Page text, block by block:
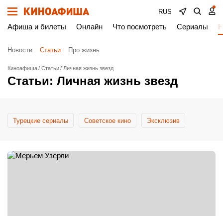
RUS
Афиша и билеты Онлайн Что посмотреть Сериалы
Новости Статьи Про жизнь
Киноафиша Статьи Личная жизнь звезд
Статьи: Личная жизнь звезд
Турецкие сериалы Cоветское кино Эксклюзив